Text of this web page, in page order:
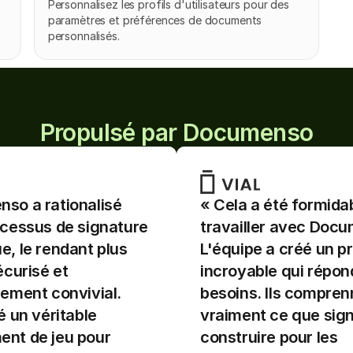
Personnalisez les profils d'utilisateurs pour des
paramètres et préférences de documents
personnalisés.
Propulsé par Documenso
formidable de
Documenso !
créé un produit
qui répond à nos
comprennent
a rationalisé
de signature
le rendant plus
et
convivial.
un véritable
de jeu pour
« Cela a été
travailler avec
L'équipe a créé un
incroyable qui répond
besoins. Ils
« Cela a été
travailler avec
L'équipe a créé un
incroyable qui
besoins. Ils
vraiment ce que
construire pour les